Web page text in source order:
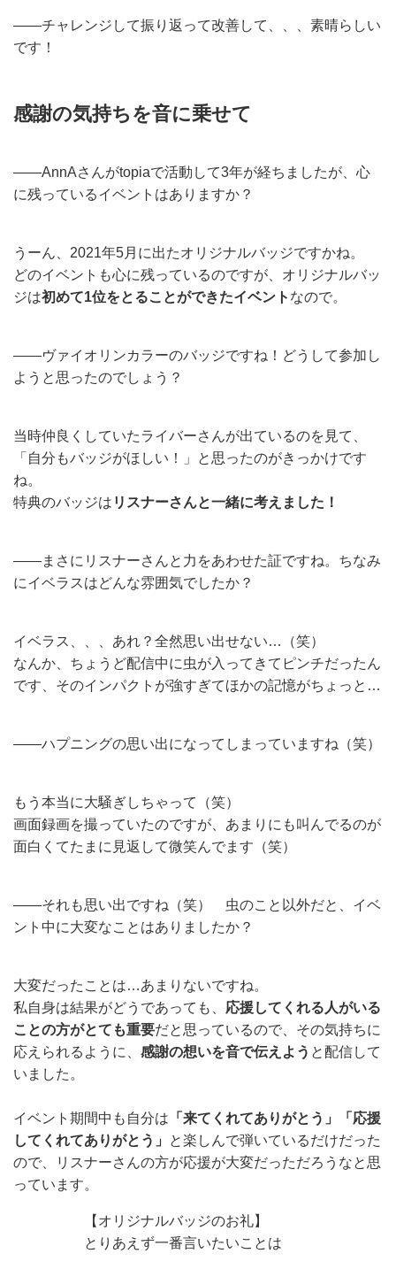
——チャレンジして振り返って改善して、、、素晴らしい
です！
感謝の気持ちを音に乗せて
——AnnAさんがtopiaで活動して3年が経ちましたが、心
に残っているイベントはありますか？
うーん、2021年5月に出たオリジナルバッジですかね。
どのイベントも心に残っているのですが、オリジナルバッ
ジは初めて1位をとることができたイベント なので。
——ヴァイオリンカラーのバッジですね！どうして参加し
ようと思ったのでしょう？
当時仲良くしていたライバーさんが出ているのを見て、
「自分もバッジがほしい！」と思ったのがきっかけです
ね。
特典のバッジは リスナーさんと一緒に考えました！
——まさにリスナーさんと力をあわせた証ですね。ちなみ
にイベラスはどんな雰囲気でしたか？
イベラス、、、あれ？全然思い出せない…（笑）
なんか、ちょうど配信中に虫が入ってきてピンチだったん
です、そのインパクトが強すぎてほかの記憶がちょっと…
——ハプニングの思い出になってしまっていますね（笑）
もう本当に大騒ぎしちゃって（笑）
画面録画を撮っていたのですが、あまりにも叫んでるのが
面白くてたまに見返して微笑んでます（笑）
——それも思い出ですね（笑） 虫のこと以外だと、イベ
ント中に大変なことはありましたか？
大変だったことは…あまりないですね。
私自身は結果がどうであっても、 応援してくれる人がいる
ことの方がとても重要だと思っているので、その気持ちに
応えられるように、 感謝の想いを音で伝えよう と配信して
いました。
イベント期間中も自分は 「来てくれてありがとう」「応援
してくれてありがとう」
と楽しんで弾いているだけだった
ので、リスナーさんの方が応援が大変だっただろうなと思
っています。
【オリジナルバッジのお礼】
とりあえず一番言いたいことは